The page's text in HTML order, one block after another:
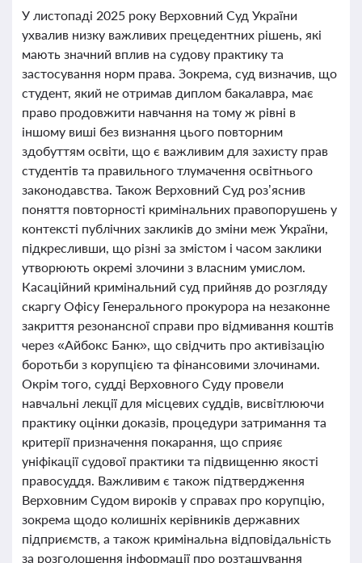
У листопаді 2025 року Верховний Суд України
ухвалив низку важливих прецедентних рішень, які
мають значний вплив на судову практику та
застосування норм права. Зокрема, суд визначив, що
студент, який не отримав диплом бакалавра, має
право продовжити навчання на тому ж рівні в
іншому виші без визнання цього повторним
здобуттям освіти, що є важливим для захисту прав
студентів та правильного тлумачення освітнього
законодавства. Також Верховний Суд роз’яснив
поняття повторності кримінальних правопорушень у
контексті публічних закликів до зміни меж України,
підкресливши, що різні за змістом і часом заклики
утворюють окремі злочини з власним умислом.
Касаційний кримінальний суд прийняв до розгляду
скаргу Офісу Генерального прокурора на незаконне
закриття резонансної справи про відмивання коштів
через «Айбокс Банк», що свідчить про активізацію
боротьби з корупцією та фінансовими злочинами.
Окрім того, судді Верховного Суду провели
навчальні лекції для місцевих суддів, висвітлюючи
практику оцінки доказів, процедури затримання та
критерії призначення покарання, що сприяє
уніфікації судової практики та підвищенню якості
правосуддя. Важливим є також підтвердження
Верховним Судом вироків у справах про корупцію,
зокрема щодо колишніх керівників державних
підприємств, а також кримінальна відповідальність
за розголошення інформації про розташування